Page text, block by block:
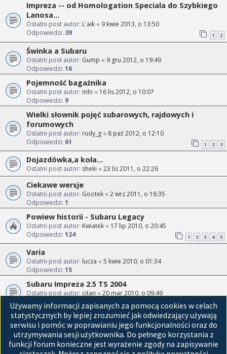
Impreza -- od Homologation Speciala do Szybkiego
Lanosa...
Ostatni post autor: L'aik « 9 kwie 2013, o 13:50
Odpowiedzi: 39 1 2
Świnka a Subaru
Ostatni post autor: Gump « 9 gru 2012, o 19:49
Odpowiedzi: 16
Pojemność bagażnika
Ostatni post autor: mln « 16 lis 2012, o 10:07
Odpowiedzi: 9
Wielki słownik pojęć subarowych, rajdowych i
forumowych
Ostatni post autor: rudy_g « 8 paź 2012, o 12:10
Odpowiedzi: 61 1 2 3
Dojazdówka,a koła...
Ostatni post autor: sheki « 23 lis 2011, o 22:26
Ciekawe wersje
Ostatni post autor: Gootek « 2 wrz 2011, o 16:35
Odpowiedzi: 1
Powiew historii - Subaru Legacy
Ostatni post autor: Kwiatek « 17 lip 2010, o 20:45
Odpowiedzi: 124 1 2 3 4 5
Varia
Ostatni post autor: lucza « 5 kwie 2010, o 01:34
Odpowiedzi: 15
Subaru Impreza 2.5 TS 2004
Ostatni post autor: citan « 20 mar 2010, o 09:49
Odpowiedzi:
Przejdź do
Używamy informacji zapisanych za pomocą cookies w celach
statystycznych by lepiej zrozumieć jak odwiedzający używają
serwisu i pomóc w poprawianiu jego funkcjonalności oraz do
utrzymywania sesji użytkownika. Do pełnego korzystania z
funkcji forum konieczne jest wyrażenie zgody na zapisywanie
Strona główna